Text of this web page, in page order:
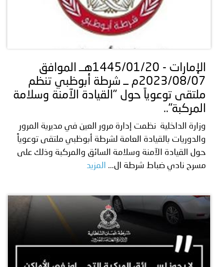
الإمارات - 1445/01/20هــ الموافق
2023/08/07م ــ شرطة أبوظبي تنظم
ملتقى توعوياً حول "القيادة الآمنة وسلامة
المركبة"..
وزارة الداخلية نظمت إدارة مرور العين في مديرية المرور
والدوريات بالقيادة العامة لشرطة أبوظبي ملتقى توعوياً
حول القيادة الآمنة وسلامة السائق والمركبة وذلك على
مسرح نادي ضباط شرطة ال...
المزيد